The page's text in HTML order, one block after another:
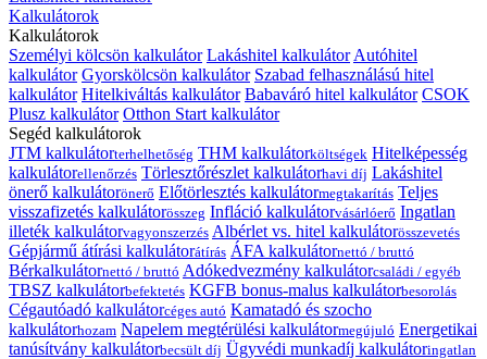
Kalkulátorok
Kalkulátorok
Személyi kölcsön kalkulátor Lakáshitel kalkulátor Autóhitel
kalkulátor Gyorskölcsön kalkulátor Szabad felhasználású hitel
kalkulátor Hitelkiváltás kalkulátor Babaváró hitel kalkulátor CSOK
Plusz kalkulátor Otthon Start kalkulátor
Segéd kalkulátorok
JTM kalkulátorterhelhetőség THM kalkulátorköltségek Hitelképesség
kalkulátorellenőrzés Törlesztőrészlet kalkulátorhavi díj Lakáshitel
önerő kalkulátorönerő Előtörlesztés kalkulátormegtakarítás Teljes
visszafizetés kalkulátorösszeg Infláció kalkulátorvásárlóerő Ingatlan
illeték kalkulátorvagyonszerzés Albérlet vs. hitel kalkulátorösszevetés
Gépjármű átírási kalkulátorátírás ÁFA kalkulátornettó / bruttó
Bérkalkulátornettó / bruttó Adókedvezmény kalkulátorcsaládi / egyéb
TBSZ kalkulátorbefektetés KGFB bonus-malus kalkulátorbesorolás
Cégautóadó kalkulátorcéges autó Kamatadó és szocho
kalkulátorhozam Napelem megtérülési kalkulátormegújuló Energetikai
tanúsítvány kalkulátorbecsült díj Ügyvédi munkadíj kalkulátoringatlan